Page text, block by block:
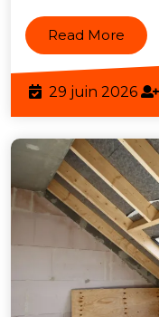
:
en
Read More Read
More
29 juin 202629